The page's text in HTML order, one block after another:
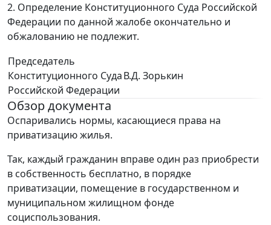
2. Определение Конституционного Суда Российской
Федерации по данной жалобе окончательно и
обжалованию не подлежит.
Председатель
Конституционного Суда
Российской Федерации
В.Д. Зорькин
Обзор документа
Оспаривались нормы, касающиеся права на
приватизацию жилья.
Так, каждый гражданин вправе один раз приобрести
в собственность бесплатно, в порядке
приватизации, помещение в государственном и
муниципальном жилищном фонде
социспользования.